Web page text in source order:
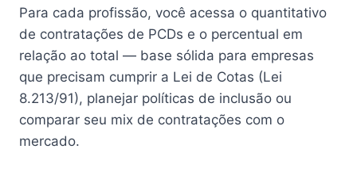
Para cada profissão, você acessa o quantitativo
de contratações de PCDs e o percentual em
relação ao total — base sólida para empresas
que precisam cumprir a Lei de Cotas (Lei
8.213/91), planejar políticas de inclusão ou
comparar seu mix de contratações com o
mercado.